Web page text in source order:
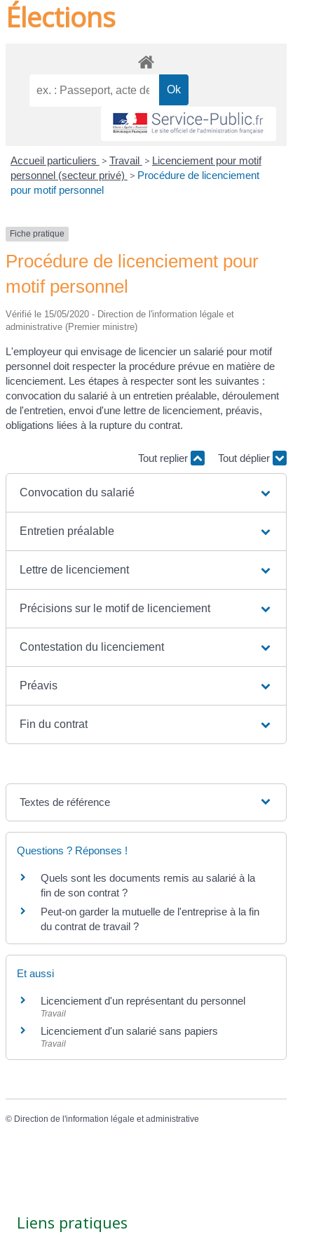
Élections
Accueil particuliers > Travail > Licenciement pour motif
personnel (secteur privé) > Procédure de licenciement
pour motif personnel
Fiche pratique
Procédure de licenciement pour
motif personnel
Vérifié le 15/05/2020 - Direction de l'information légale et
administrative (Premier ministre)
L'employeur qui envisage de licencier un salarié pour motif
personnel doit respecter la procédure prévue en matière de
licenciement. Les étapes à respecter sont les suivantes :
convocation du salarié à un entretien préalable, déroulement
de l'entretien, envoi d'une lettre de licenciement, préavis,
obligations liées à la rupture du contrat.
Tout replier Tout déplier
Convocation du salarié
Entretien préalable
Lettre de licenciement
Précisions sur le motif de licenciement
Contestation du licenciement
Préavis
Fin du contrat
Textes de référence
Questions ? Réponses !
Quels sont les documents remis au salarié à la
fin de son contrat ?
Peut-on garder la mutuelle de l'entreprise à la fin
du contrat de travail ?
Et aussi
Licenciement d'un représentant du personnel
Travail
Licenciement d'un salarié sans papiers
Travail
© Direction de l'information légale et administrative
Liens pratiques